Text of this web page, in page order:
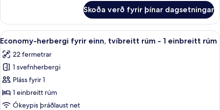
Doble
uso
individual
Doble
Vista
Mar
Doble
uso
Skoða verð fyrir þínar dagsetningar
Skoða
allar
myndir
fyrir
Economy-
herbergi
fyrir
Míníbar, öryggishólf í herbergi,
4
Economy-herbergi fyrir einn, tvíbreitt rúm - 1 einbreitt rúm
22 fermetrar
1 svefnherbergi
Pláss fyrir 1
1 einbreitt rúm
Ókeypis þráðlaust net